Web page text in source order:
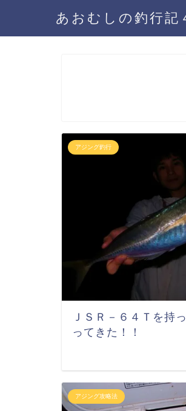
あおむしの釣行記
アジング釣行
ＪＳＲ－６４Ｔを持
ってきた！！
アジング攻略法